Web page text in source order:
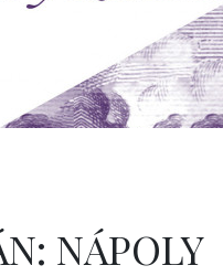
NÁPOLY